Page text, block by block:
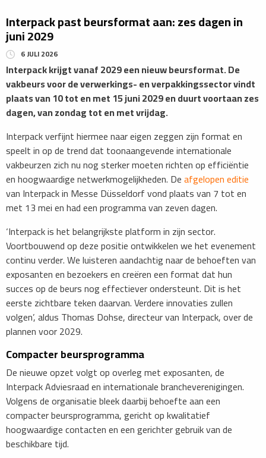
Interpack past beursformat aan: zes dagen in
juni 2029
6 JULI 2026
Interpack krijgt vanaf 2029 een nieuw beursformat. De
vakbeurs voor de verwerkings- en verpakkingssector vindt
plaats van 10 tot en met 15 juni 2029 en duurt voortaan zes
dagen, van zondag tot en met vrijdag.
​Interpack verfijnt hiermee naar eigen zeggen zijn format en
speelt in op de trend dat toonaangevende internationale
vakbeurzen zich nu nog sterker moeten richten op efficiëntie
en hoogwaardige netwerkmogelijkheden. Deafgelopen editie
van Interpack in Messe Düsseldorf vond plaats van 7 tot en
met 13 mei en had een programma van zeven dagen.
‘Interpack is het belangrijkste platform in zijn sector.
Voortbouwend op deze positie ontwikkelen we het evenement
continu verder. We luisteren aandachtig naar de behoeften van
exposanten en bezoekers en creëren een format dat hun
succes op de beurs nog effectiever ondersteunt. Dit is het
eerste zichtbare teken daarvan. Verdere innovaties zullen
volgen’, aldus Thomas Dohse, directeur van Interpack, over de
plannen voor 2029.
Compacter beursprogramma
De nieuwe opzet volgt op overleg met exposanten, de
Interpack Adviesraad en internationale brancheverenigingen.
Volgens de organisatie bleek daarbij behoefte aan een
compacter beursprogramma, gericht op kwalitatief
hoogwaardige contacten en een gerichter gebruik van de
beschikbare tijd.